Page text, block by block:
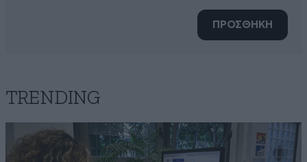
ΠΡΟΣΘΗΚΗ
TRENDING